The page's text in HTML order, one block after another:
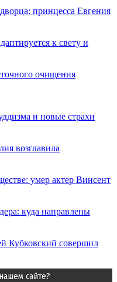
принцесса Евгения
к свету и
очищения
и новые страхи
возглавила
умер актер Винсент
куда направлены
Кубковский совершил
сайте?